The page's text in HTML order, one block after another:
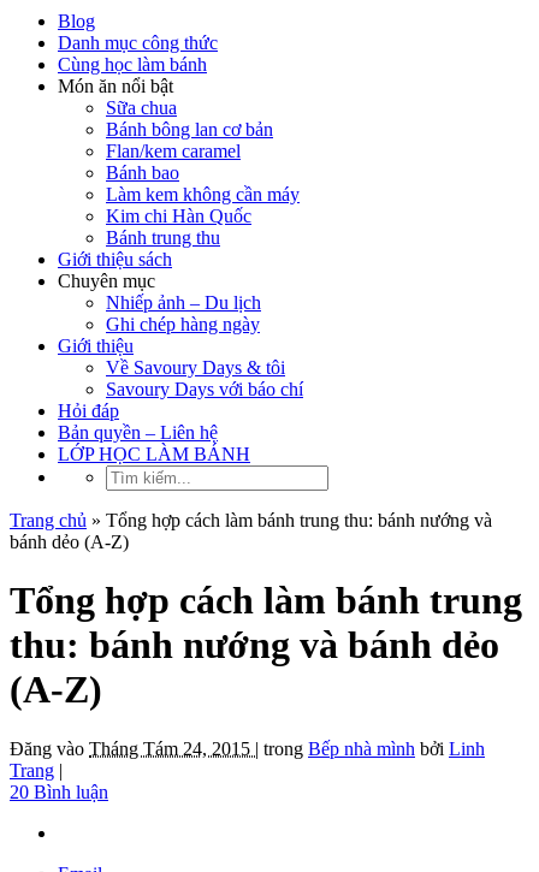
Blog
Danh mục công thức
Cùng học làm bánh
Món ăn nổi bật
Sữa chua
Bánh bông lan cơ bản
Flan/kem caramel
Bánh bao
Làm kem không cần máy
Kim chi Hàn Quốc
Bánh trung thu
Giới thiệu sách
Chuyên mục
Nhiếp ảnh – Du lịch
Ghi chép hàng ngày
Giới thiệu
Về Savoury Days & tôi
Savoury Days với báo chí
Hỏi đáp
Bản quyền – Liên hệ
LỚP HỌC LÀM BÁNH
Trang chủ » Tổng hợp cách làm bánh trung thu: bánh nướng và
bánh dẻo (A-Z)
Tổng hợp cách làm bánh trung
thu: bánh nướng và bánh dẻo
(A-Z)
Đăng vào Tháng Tám 24, 2015 | trong Bếp nhà mình bởi Linh
Trang |
20 Bình luận